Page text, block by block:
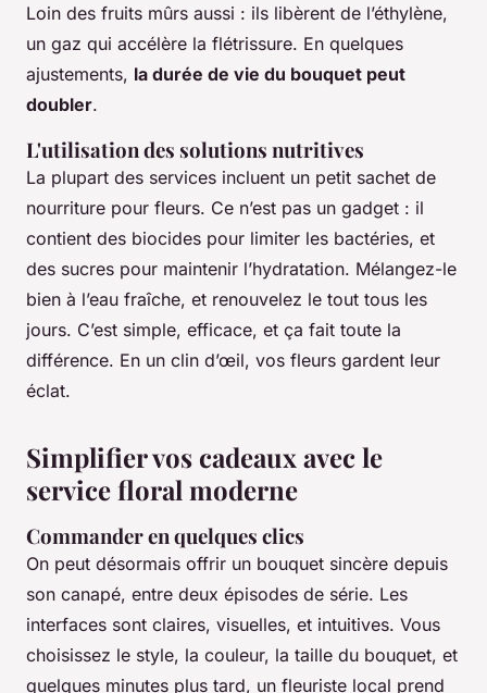
Loin des fruits mûrs aussi : ils libèrent de l’éthylène,
un gaz qui accélère la flétrissure. En quelques
ajustements, la durée de vie du bouquet peut
doubler.
L'utilisation des solutions nutritives
La plupart des services incluent un petit sachet de
nourriture pour fleurs. Ce n’est pas un gadget : il
contient des biocides pour limiter les bactéries, et
des sucres pour maintenir l’hydratation. Mélangez-le
bien à l’eau fraîche, et renouvelez le tout tous les
jours. C’est simple, efficace, et ça fait toute la
différence. En un clin d’œil, vos fleurs gardent leur
éclat.
Simplifier vos cadeaux avec le
service floral moderne
Commander en quelques clics
On peut désormais offrir un bouquet sincère depuis
son canapé, entre deux épisodes de série. Les
interfaces sont claires, visuelles, et intuitives. Vous
choisissez le style, la couleur, la taille du bouquet, et
quelques minutes plus tard, un fleuriste local prend